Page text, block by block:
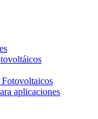
Fotovoltaicos
aplicaciones